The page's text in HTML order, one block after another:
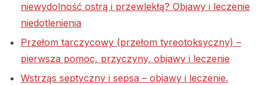
niewydolność ostrą i przewlekłą? Objawy i leczenie
niedotlenienia
Przełom tarczycowy (przełom tyreotoksyczny) –
pierwsza pomoc, przyczyny, objawy i leczenie
Wstrząs septyczny i sepsa – objawy i leczenie.